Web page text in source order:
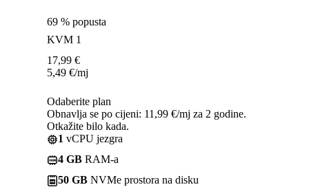
69 % popusta
KVM 1
17,99 €
5,49 €/mj
Odaberite plan
Obnavlja se po cijeni: 11,99 €/mj za 2 godine.
Otkažite bilo kada.
1 vCPU jezgra
4 GB RAM-a
50 GB NVMe prostora na disku